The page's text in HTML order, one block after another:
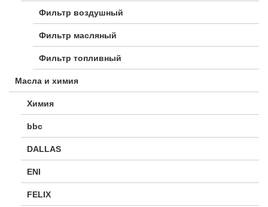
Фильтр воздушный
Фильтр масляный
Фильтр топливный
Масла и химия
Химия
bbc
DALLAS
ENI
FELIX